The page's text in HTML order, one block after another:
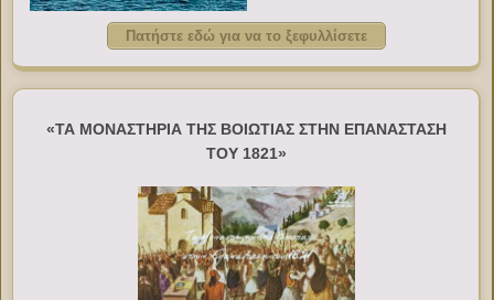
Πατήστε εδώ για να το ξεφυλλίσετε
«ΤΑ ΜΟΝΑΣΤΗΡΙΑ ΤΗΣ ΒΟΙΩΤΙΑΣ ΣΤΗΝ ΕΠΑΝΑΣΤΑΣΗ
ΤΟΥ 1821»